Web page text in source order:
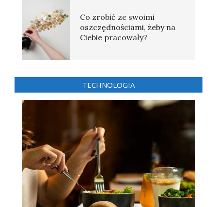
Co zrobić ze swoimi
oszczędnościami, żeby na
Ciebie pracowały?
TECHNOLOGIA